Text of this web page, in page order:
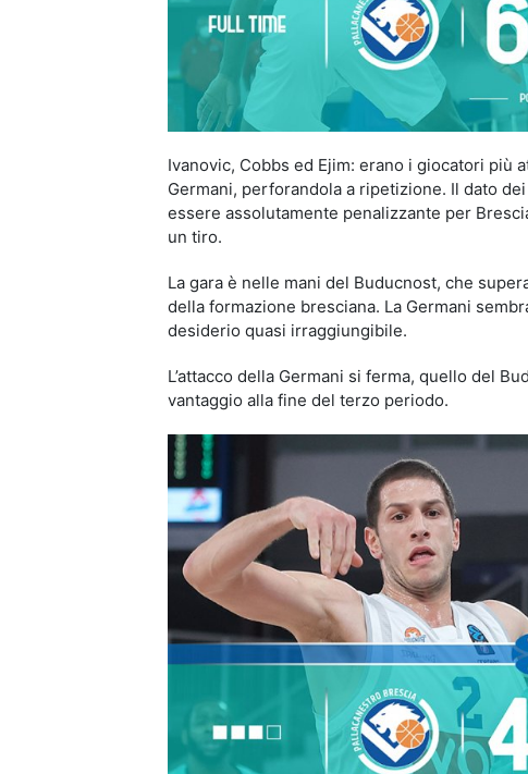
Ivanovic, Cobbs ed Ejim: erano i giocatori più
Germani, perforandola a ripetizione. Il dato
essere assolutamente penalizzante per
un tiro.
La gara è nelle mani del Buducnost, che
della formazione bresciana. La Germani
desiderio quasi irraggiungibile.
L’attacco della Germani si ferma, quello del
vantaggio alla fine del terzo periodo.